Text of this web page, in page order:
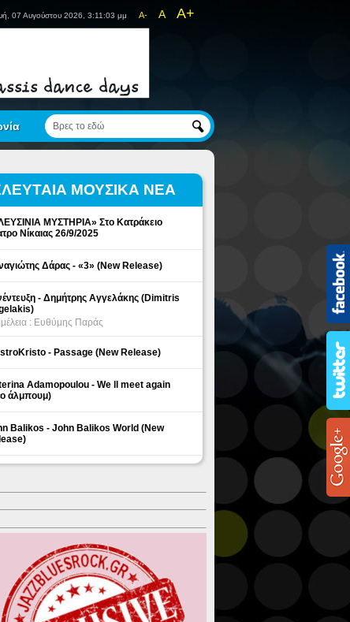
A- A A+
07 Αυγούστου 2026, 3:11:03 μμ
ΜΟΥΣΙΚΑ ΝΕΑ
ΜΥΣΤΗΡΙΑ» Στο Κατράκειο
Νίκαιας 26/9/2025
Δάρας - «3» (New Release)
- Δημήτρης Αγγελάκης (Dimitris
: Ευθύμης Παράς
- Passage (New Release)
Adamopoulou - We ll meet again
άλμπουμ)
Balikos - John Balikos World (New